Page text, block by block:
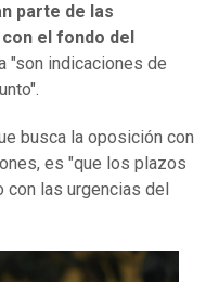
parte de las
el fondo del
"son indicaciones de
busca la oposición con
es "que los plazos
las urgencias del